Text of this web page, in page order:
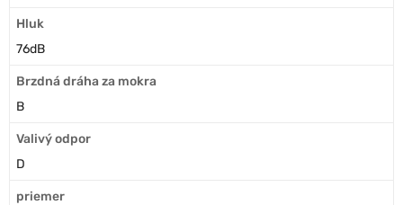
Hluk
76dB
Brzdná dráha za mokra
B
Valivý odpor
D
priemer